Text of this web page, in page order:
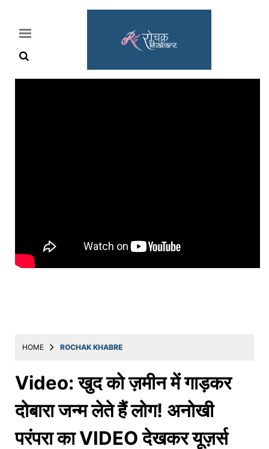
&
मराठी
मनोरंजन
स्पोर्ट्स
बिझनेस
HOME ROCHAK KHABRE
Video: खुद को ज़मीन में गाड़कर
दोबारा जन्म लेते हैं लोग! अनोखी
परंपरा का VIDEO देखकर यूज़र्स